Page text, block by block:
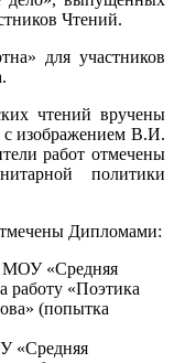
Чтений.
для участников
чтений вручены
изображением В.И.
работ отмечены
политики
Дипломами:
МОУ «Средняя
работу «Поэтика
(попытка
«Средняя